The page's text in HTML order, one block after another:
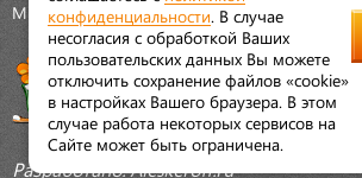
Мраморная крошка
Разработано:
конфиденциальности . В случае
несогласия с обработкой Ваших
пользовательских данных Вы можете
отключить сохранение файлов «cookie»
в настройках Вашего браузера. В этом
случае работа некоторых сервисов на
Сайте может быть ограничена.